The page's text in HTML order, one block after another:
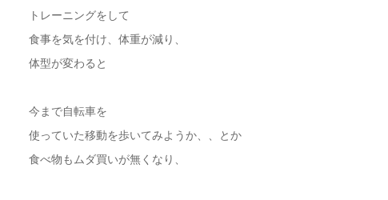
トレーニングをして
食事を気を付け、体重が減り、
体型が変わると
今まで自転車を
使っていた移動を歩いてみようか、、とか
食べ物もムダ買いが無くなり、